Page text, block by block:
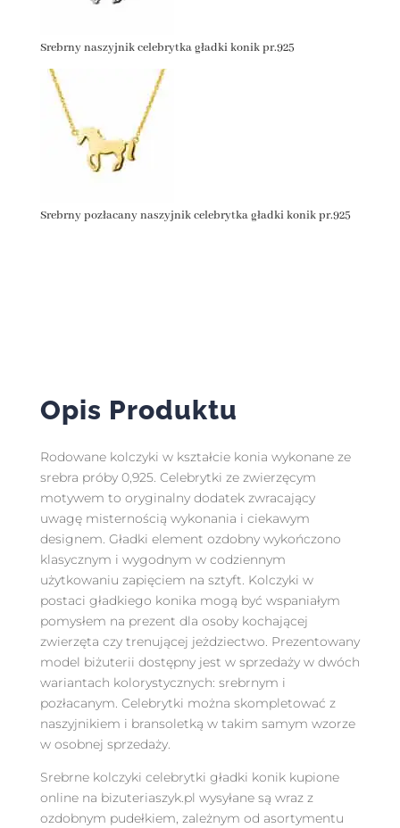
Srebrny naszyjnik celebrytka gładki konik pr.925
Srebrny pozłacany naszyjnik celebrytka gładki konik pr.925
Opis Produktu
Rodowane kolczyki w kształcie konia wykonane ze
srebra próby 0,925. Celebrytki ze zwierzęcym
motywem to oryginalny dodatek zwracający
uwagę misternością wykonania i ciekawym
designem. Gładki element ozdobny wykończono
klasycznym i wygodnym w codziennym
użytkowaniu zapięciem na sztyft. Kolczyki w
postaci gładkiego konika mogą być wspaniałym
pomysłem na prezent dla osoby kochającej
zwierzęta czy trenującej jeżdziectwo. Prezentowany
model biżuterii dostępny jest w sprzedaży w dwóch
wariantach kolorystycznych: srebrnym i
pozłacanym. Celebrytki można skompletować z
naszyjnikiem i bransoletką w takim samym wzorze
w osobnej sprzedaży.
Srebrne kolczyki celebrytki gładki konik kupione
online na bizuteriaszyk.pl wysyłane są wraz z
ozdobnym pudełkiem, zależnym od asortymentu